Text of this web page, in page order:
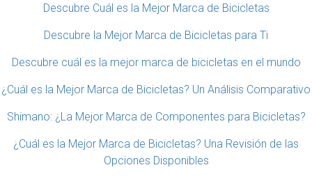
Descubre Cuál es la Mejor Marca de Bicicletas
Descubre la Mejor Marca de Bicicletas para Ti
Descubre cuál es la mejor marca de bicicletas en el mundo
¿Cuál es la Mejor Marca de Bicicletas? Un Análisis Comparativo
Shimano: ¿La Mejor Marca de Componentes para Bicicletas?
¿Cuál es la Mejor Marca de Bicicletas? Una Revisión de las
Opciones Disponibles